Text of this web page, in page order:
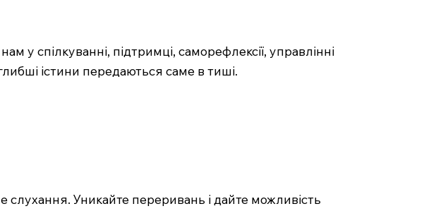
спілкуванні, підтримці, саморефлексії, управлінні
істини передаються саме в тиші.
Уникайте переривань і дайте можливість